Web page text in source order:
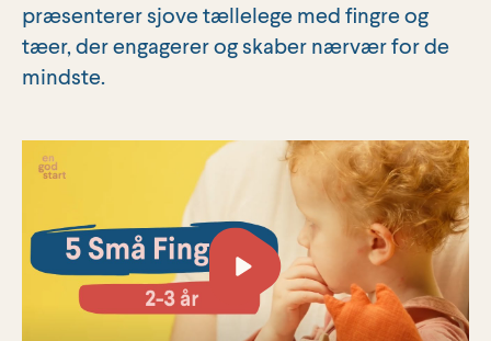
præsenterer sjove tællelege med fingre og
tæer, der engagerer og skaber nærvær for de
mindste.